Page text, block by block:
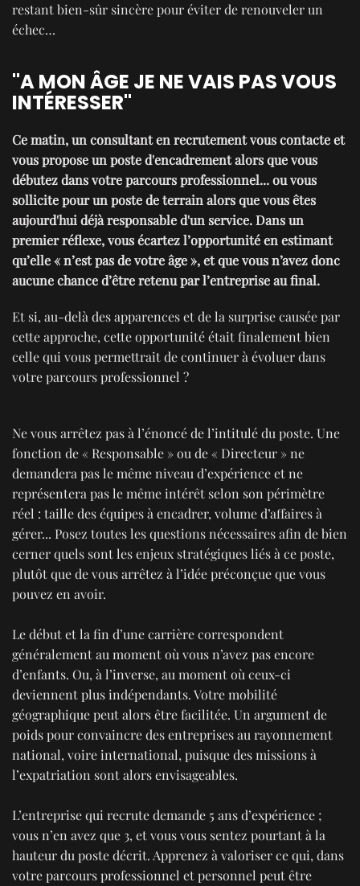
restant bien-sûr sincère pour éviter de renouveler un
échec…
"A MON ÂGE JE NE VAIS PAS VOUS
INTÉRESSER"
Ce matin, un consultant en recrutement vous contacte et
vous propose un poste d'encadrement alors que vous
débutez dans votre parcours professionnel... ou vous
sollicite pour un poste de terrain alors que vous êtes
aujourd'hui déjà responsable d'un service. Dans un
premier réflexe, vous écartez l’opportunité en estimant
qu’elle « n’est pas de votre âge », et que vous n’avez donc
aucune chance d’être retenu par l’entreprise au final.
Et si, au-delà des apparences et de la surprise causée par
cette approche, cette opportunité était finalement bien
celle qui vous permettrait de continuer à évoluer dans
votre parcours professionnel ?
Ne vous arrêtez pas à l’énoncé de l’intitulé du poste. Une
fonction de « Responsable » ou de « Directeur » ne
demandera pas le même niveau d’expérience et ne
représentera pas le même intérêt selon son périmètre
réel : taille des équipes à encadrer, volume d’affaires à
gérer... Posez toutes les questions nécessaires afin de bien
cerner quels sont les enjeux stratégiques liés à ce poste,
plutôt que de vous arrêtez à l’idée préconçue que vous
pouvez en avoir.
Le début et la fin d’une carrière correspondent
généralement au moment où vous n’avez pas encore
d’enfants. Ou, à l’inverse, au moment où ceux-ci
deviennent plus indépendants. Votre mobilité
géographique peut alors être facilitée. Un argument de
poids pour convaincre des entreprises au rayonnement
national, voire international, puisque des missions à
l’expatriation sont alors envisageables.
L’entreprise qui recrute demande 5 ans d’expérience ;
vous n’en avez que 3, et vous vous sentez pourtant à la
hauteur du poste décrit. Apprenez à valoriser ce qui, dans
votre parcours professionnel et personnel peut être